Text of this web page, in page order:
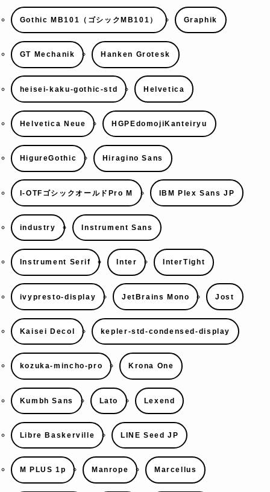
Gothic MB101（ゴシックMB101） Graphik
GT Mechanik Hanken Grotesk
heisei-kaku-gothic-std Helvetica
Helvetica Neue HGPEdomojiKanteiryu
HigureGothic Hiragino Sans
I-OTFゴシックオールドPro M IBM Plex Sans JP
industry Instrument Sans
Instrument Serif Inter InterTight
ivypresto-display JetBrains Mono Jost
Kaisei Decol kepler-std-condensed-display
kozuka-mincho-pro Krona One
Kumbh Sans Lato Lexend
Libre Baskerville LINE Seed JP
M PLUS 1p Manrope Marcellus